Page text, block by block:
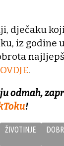
dječaku
iz godine
OVDJE.
odmah,
!
ŽIVOTINJE